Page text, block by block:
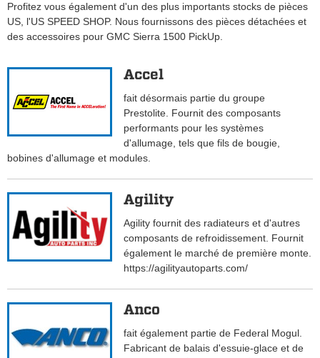
Profitez vous également d'un des plus importants stocks de pièces
US, l'US SPEED SHOP. Nous fournissons des pièces détachées et
des accessoires pour GMC Sierra 1500 PickUp.
Accel
fait désormais partie du groupe
Prestolite. Fournit des composants
performants pour les systèmes
d'allumage, tels que fils de bougie,
bobines d'allumage et modules.
Agility
Agility fournit des radiateurs et d'autres
composants de refroidissement. Fournit
également le marché de première monte.
https://agilityautoparts.com/
Anco
fait également partie de Federal Mogul.
Fabricant de balais d'essuie-glace et de